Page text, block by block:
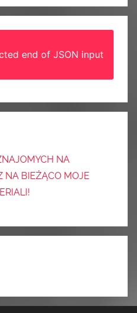
end of JSON input
NA
NA BIEŻĄCO MOJE